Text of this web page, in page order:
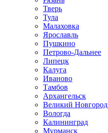
Тверь
Тула
Малаховка
Ярославль
Пушкино
Петрово-Дальнее
Липецк
Калуга
Иваново
Тамбов
Архангельск
Великий Новгород
Вологда
Калининград
Мурманск